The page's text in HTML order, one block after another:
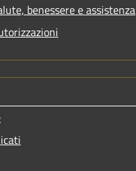
benessere e assistenza